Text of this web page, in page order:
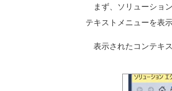
まず、ソリューショ
テキストメニューを表示
表示されたコンテキ